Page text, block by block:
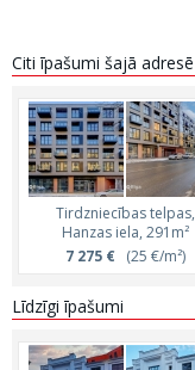
Citi īpašumi šajā adresē
Tirdzniecības telpas,
Hanzas iela, 291m²
7 275 €(25 €/m²)
Līdzīgi īpašumi